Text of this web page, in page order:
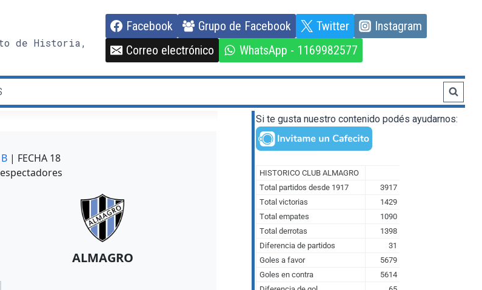
de Historia,
Facebook Grupo de Facebook Twitter
Instagram
Correo electrónico
WhatsApp - 1169982577
| FECHA 18
ALMAGRO
Si te gusta nuestro contenido podés ayudarnos: